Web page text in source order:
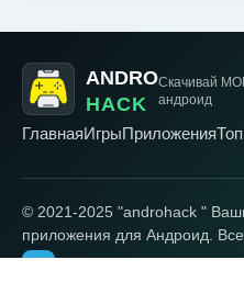
ANDRO
HACK
Скачивай
андроид
ГлавнаяИгрыПриложения
© 2021-2025 "androhack "
приложения для Андроид.